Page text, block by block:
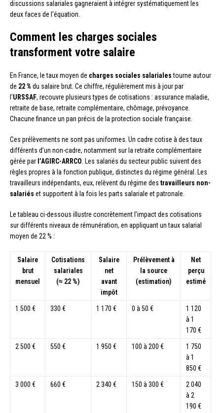
discussions salariales gagneraient à intégrer systématiquement les
deux faces de l’équation.
Comment les charges sociales
transforment votre salaire
En France, le taux moyen de charges sociales salarialestourne autour
de 22 % du salaire brut. Ce chiffre, régulièrement mis à jour par
l’URSSAF, recouvre plusieurs types de cotisations : assurance maladie,
retraite de base, retraite complémentaire, chômage, prévoyance.
Chacune finance un pan précis de la protection sociale française.
Ces prélèvements ne sont pas uniformes. Un cadre cotise à des taux
différents d’un non-cadre, notamment sur la retraite complémentaire
gérée par l’AGIRC-ARRCO . Les salariés du secteur public suivent des
règles propres à la fonction publique, distinctes du régime général. Les
travailleurs indépendants, eux, relèvent du régime des travailleurs non-
salariés et supportent à la fois les parts salariale et patronale.
Le tableau ci-dessous illustre concrètement l’impact des cotisations
sur différents niveaux de rémunération, en appliquant un taux salarial
moyen de 22 % :
Salaire
brut
mensuel
Cotisations
salariales
(≈ 22 %)
Salaire
net
avant
impôt
Prélèvement à
la source
(estimation)
Net
perçu
estimé
1 500 € 330 € 1 170 € 0 à 50 €
1 120
à 1
170 €
2 500 € 550 € 1 950 € 100 à 200 €
1 750
à 1
850 €
3 000 € 660 € 2 340 € 150 à 300 €
2 040
à 2
190 €